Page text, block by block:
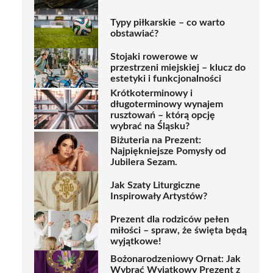
Typy piłkarskie – co warto
obstawiać?
Stojaki rowerowe w
przestrzeni miejskiej – klucz do
estetyki i funkcjonalności
Krótkoterminowy i
długoterminowy wynajem
rusztowań – którą opcję
wybrać na Śląsku?
Biżuteria na Prezent:
Najpiękniejsze Pomysły od
Jubilera Sezam.
Jak Szaty Liturgiczne
Inspirowały Artystów?
Prezent dla rodziców pełen
miłości – spraw, że święta będą
wyjątkowe!
Bożonarodzeniowy Ornat: Jak
Wybrać Wyjątkowy Prezent z